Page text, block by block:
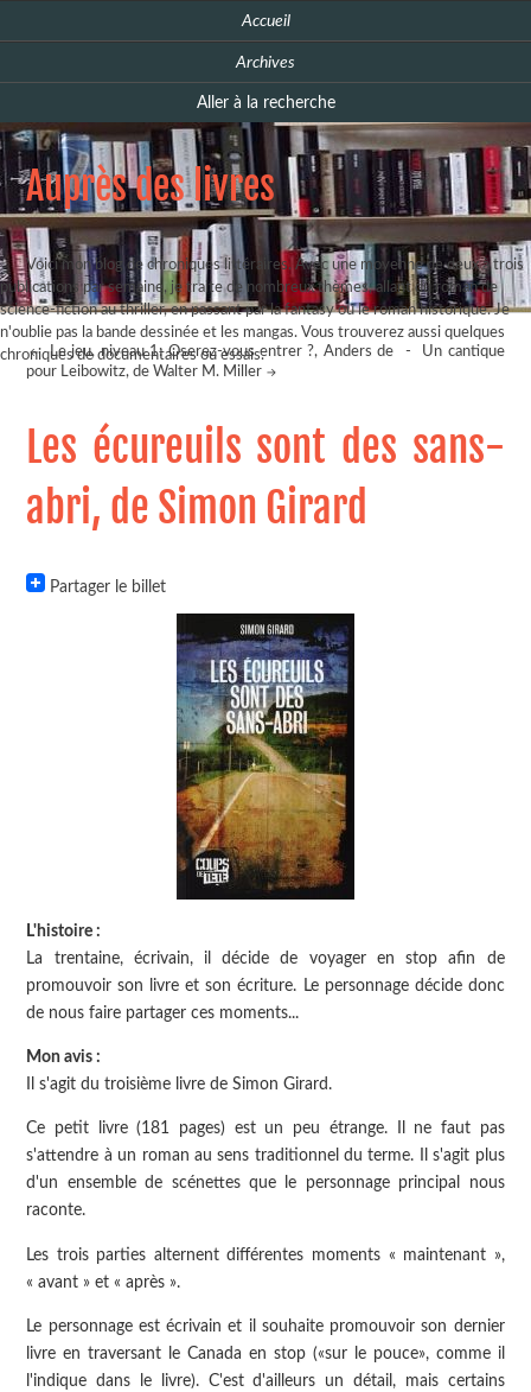
Accueil
Archives
Aller à la recherche
Auprès des livres
Voici mon blog de chroniques littéraires. Avec une moyenne de deux à trois
publications par semaine, je traite de nombreux thèmes, allant du roman de
science-fiction au thriller, en passant par la fantasy ou le roman historique. Je
n'oublie pas la bande dessinée et les mangas. Vous trouverez aussi quelques
chroniques de documentaires ou essais.
Le jeu, niveau 1: Oserez-vous entrer ?, Anders de -
Un cantique
pour Leibowitz, de Walter M. Miller
Les écureuils sont des sans-
abri, de Simon Girard
Partager le billet
L'histoire :
La trentaine, écrivain, il décide de voyager en stop afin de
promouvoir son livre et son écriture. Le personnage décide donc
de nous faire partager ces moments...
Mon avis :
Il s'agit du troisième livre de Simon Girard.
Ce petit livre (181 pages) est un peu étrange. Il ne faut pas
s'attendre à un roman au sens traditionnel du terme. Il s'agit plus
d'un ensemble de scénettes que le personnage principal nous
raconte.
Les trois parties alternent différentes moments « maintenant »,
« avant » et « après ».
Le personnage est écrivain et il souhaite promouvoir son dernier
livre en traversant le Canada en stop («sur le pouce», comme il
l'indique dans le livre). C'est d'ailleurs un détail, mais certains